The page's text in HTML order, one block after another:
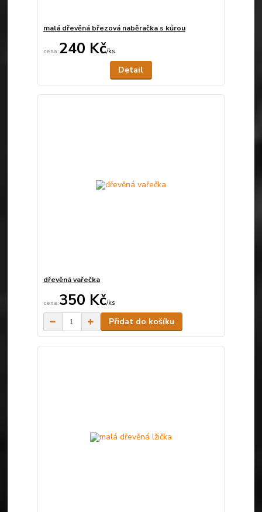
malá dřevěná březová naběračka s kůrou
240 Kč/ks
Detail
dřevěná vařečka
350 Kč/ks
Přidat do košíku